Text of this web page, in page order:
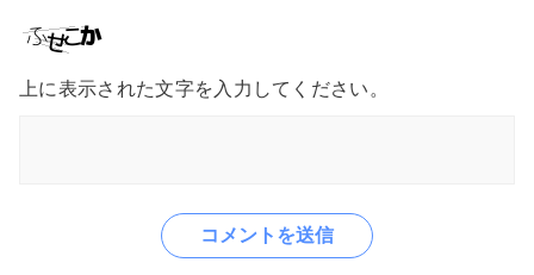
上に表示された文字を入力してください。